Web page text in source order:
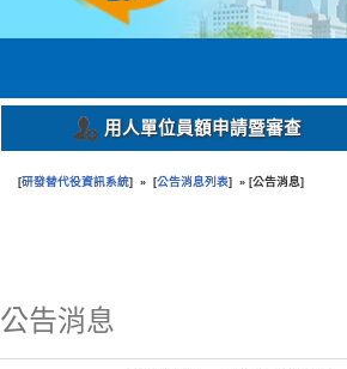
用人單位員額申請暨審查
[研發替代役資訊系統] » [公告消息列表] » [公告消息]
公告消息